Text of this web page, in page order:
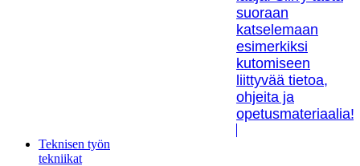
suoraan
katselemaan
esimerkiksi
kutomiseen
liittyvää tietoa,
ohjeita ja
opetusmateriaalia!
Teknisen työn
tekniikat